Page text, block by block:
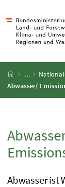
Startseite
…
Abwasser/
Abwasser ist